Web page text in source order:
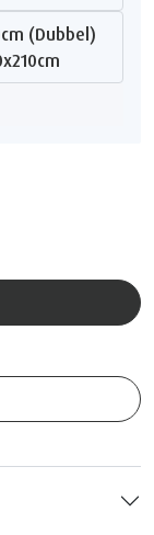
(Dubbel)